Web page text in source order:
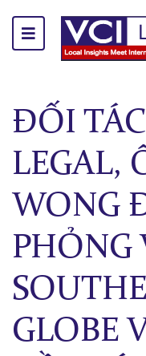
ĐỐI
LEGAL,
WONG
PHỎNG
GLOBE